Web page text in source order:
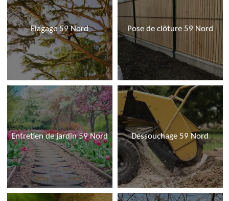
Elagage 59 Nord Pose de clôture 59 Nord
Entretien de jardin 59 Nord Dessouchage 59 Nord